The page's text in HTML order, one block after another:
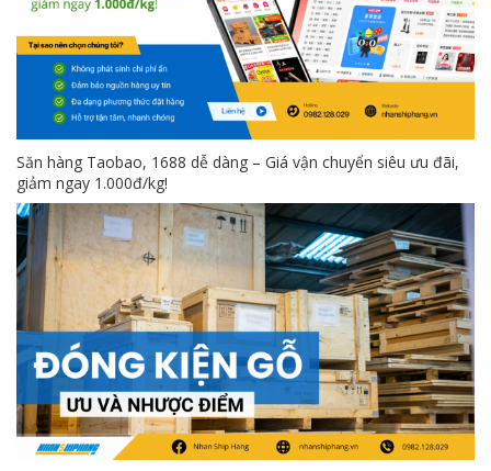
Săn hàng Taobao, 1688 dễ dàng – Giá vận chuyển siêu ưu đãi,
giảm ngay 1.000đ/kg!